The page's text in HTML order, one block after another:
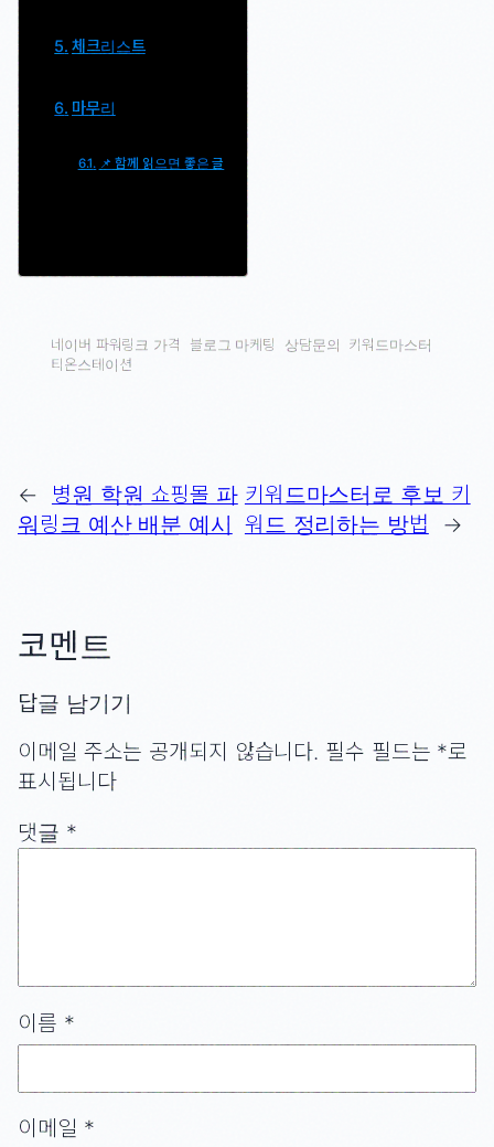
체크리스트
마무리
📌 함께 읽으면 좋은 글
네이버 파워링크 가격 블로그 마케팅 상담문의
키워드마스터
티온스테이션
←
병원 학원 쇼핑몰 파
워링크 예산 배분 예시
키워드마스터로 후보 키
워드 정리하는 방법
→
코멘트
답글 남기기
이메일 주소는 공개되지 않습니다. 필수 필드는 *로
표시됩니다
댓글 *
이름 *
이메일 *